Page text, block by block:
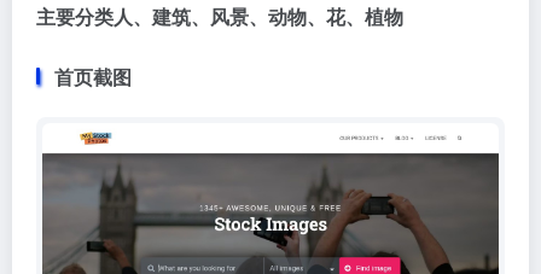
主要分类人、建筑、风景、动物、花、植物
首页截图